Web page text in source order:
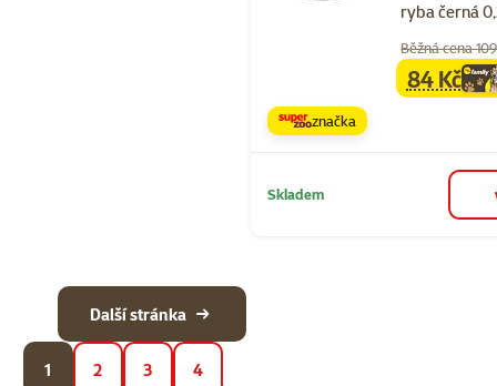
ryba černá
Běžná cena
family
84 Kč
značka
Skladem
1 2 3 4
Další stránka